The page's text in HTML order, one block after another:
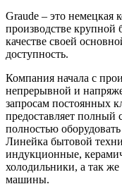
Graude – это немецкая
производстве крупной
качестве своей
доступность.
Компания начала с
непрерывной и
запросам постоянных
предоставляет полный
полностью
Линейка бытовой
индукционные,
холодильники, а так
машины.